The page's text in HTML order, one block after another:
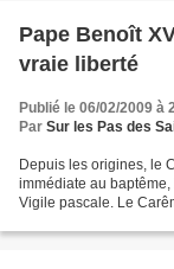
Pape Benoît
vraie liberté
Publié le 06/02/2009 à
Par Sur les Pas des
Depuis les origines, le
immédiate au
Vigile pascale. Le